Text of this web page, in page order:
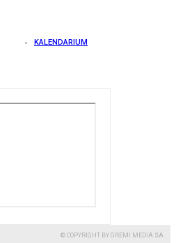
KALENDARIUM
© COPYRIGHT BY GREMI MEDIA SA